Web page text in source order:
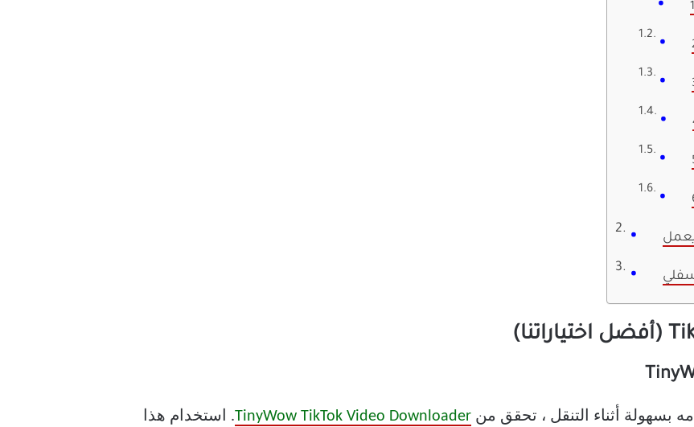
بسهولة أثناء التنقل ، تحقق من TinyWow TikTok Video Downloader. استخدام هذا